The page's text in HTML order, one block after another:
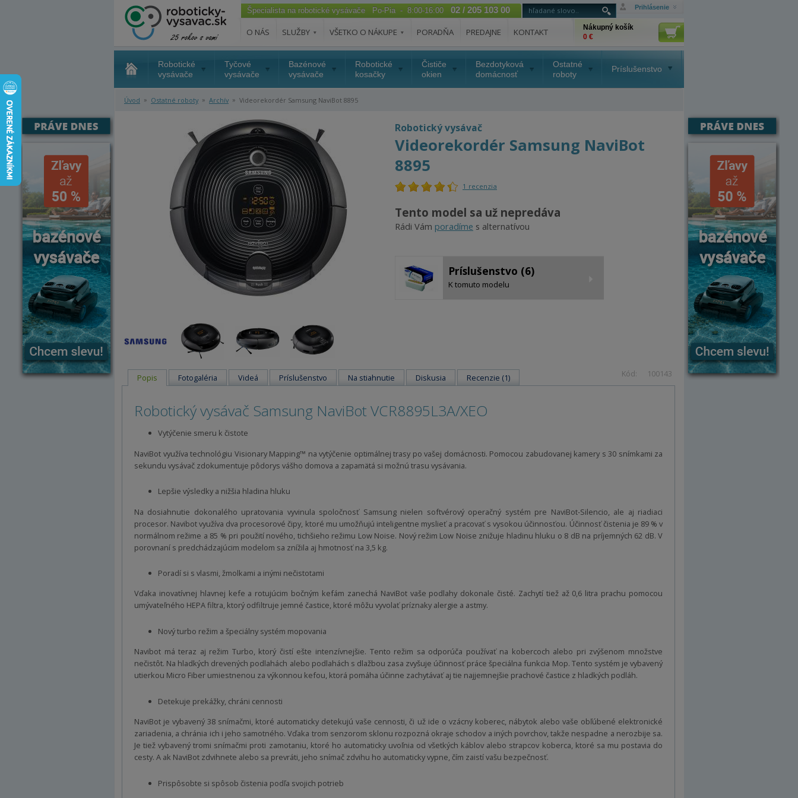
Prihlásenie
Špecialista na robotické vysávače Po-Pia - 8:00-16:00 02 / 205 103 00
O NÁS SLUŽBY VŠETKO O NÁKUPE PORADŇA PREDAJNE KONTAKT
Nákupný košík
0 €
Robotické
vysávače
Tyčové
vysávače
Bazénové
vysávače
Robotické
kosačky
Čističe
okien
Bezdotyková
domácnosť
Ostatné
roboty
Príslušenstvo
Úvod » Ostatné roboty » Archív » Videorekordér Samsung NaviBot 8895
Robotický vysávač
Videorekordér Samsung NaviBot
8895
1 recenzia
Tento model sa už nepredáva
Rádi Vám poradíme s alternatívou
Príslušenstvo (6)
K tomuto modelu
Kód: 100143
Popis Fotogaléria Videá Príslušenstvo Na stiahnutie Diskusia Recenzie (1)
Robotický vysávač Samsung NaviBot VCR8895L3A/XEO
Vytýčenie smeru k čistote
NaviBot využíva technológiu Visionary Mapping™ na vytýčenie optimálnej trasy po vašej domácnosti. Pomocou zabudovanej kamery s 30 snímkami za
sekundu vysávač zdokumentuje pôdorys vášho domova a zapamätá si možnú trasu vysávania.
Lepšie výsledky a nižšia hladina hluku
Na dosiahnutie dokonalého upratovania vyvinula spoločnosť Samsung nielen softvérový operačný systém pre NaviBot-Silencio, ale aj riadiaci
procesor. Navibot využíva dva procesorové čipy, ktoré mu umožňujú inteligentne myslieť a pracovať s vysokou účinnosťou. Účinnosť čistenia je 89 % v
normálnom režime a 85 % pri použití nového, tichšieho režimu Low Noise. Nový režim Low Noise znižuje hladinu hluku o 8 dB na príjemných 62 dB. V
porovnaní s predchádzajúcim modelom sa znížila aj hmotnosť na 3,5 kg.
Poradí si s vlasmi, žmolkami a inými nečistotami
Vďaka inovatívnej hlavnej kefe a rotujúcim bočným kefám zanechá NaviBot vaše podlahy dokonale čisté. Zachytí tiež až 0,6 litra prachu pomocou
umývateľného HEPA filtra, ktorý odfiltruje jemné častice, ktoré môžu vyvolať príznaky alergie a astmy.
Nový turbo režim a špeciálny systém mopovania
Navibot má teraz aj režim Turbo, ktorý čistí ešte intenzívnejšie. Tento režim sa odporúča používať na kobercoch alebo pri zvýšenom množstve
nečistôt. Na hladkých drevených podlahách alebo podlahách s dlažbou zasa zvyšuje účinnosť práce špeciálna funkcia Mop. Tento systém je vybavený
utierkou Micro Fiber umiestnenou za výkonnou kefou, ktorá pomáha účinne zachytávať aj tie najjemnejšie prachové častice z hladkých podláh.
Detekuje prekážky, chráni cennosti
NaviBot je vybavený 38 snímačmi, ktoré automaticky detekujú vaše cennosti, či už ide o vzácny koberec, nábytok alebo vaše obľúbené elektronické
zariadenia, a chránia ich i jeho samotného. Vďaka trom senzorom sklonu rozpozná okraje schodov a iných povrchov, takže nespadne a nerozbije sa.
Je tiež vybavený tromi snímačmi proti zamotaniu, ktoré ho automaticky uvoľnia od všetkých káblov alebo strapcov koberca, ktoré sa mu postavia do
cesty. A ak NaviBot zdvihnete alebo sa prevráti, jeho snímač zdvihu ho automaticky vypne, čím zaistí vašu bezpečnosť.
Prispôsobte si spôsob čistenia podľa svojich potrieb